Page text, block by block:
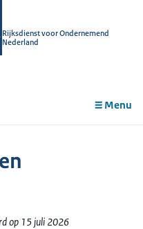
Rijksdienst voor Ondernemend
Nederland
Menu
op 15 juli 2026